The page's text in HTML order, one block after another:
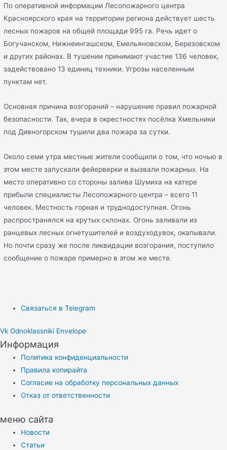
По оперативной информации Лесопожарного центра
Красноярского края на территории региона действует шесть
лесных пожаров на общей площади 995 га. Речь идет о
Богучанском, Нижнеингашском, Емельяновском, Березовском
и других районах. В тушении принимают участие 136 человек,
задействовано 13 единиц техники. Угрозы населенным
пунктам нет.
Основная причина возгораний – нарушение правил пожарной
безопасности. Так, вчера в окрестностях посёлка Хмельники
под Дивногорском тушили два пожара за сутки.
Около семи утра местные жители сообщили о том, что ночью в
этом месте запускали фейерверки и вызвали пожарных. На
место оперативно со стороны залива Шумиха на катере
прибыли специалисты Лесопожарного центра – всего 11
человек. Местность горная и труднодоступная. Огонь
распространялся на крутых склонах. Огонь заливали из
ранцевых лесных огнетушителей и воздуходувок, окапывали.
Но почти сразу же после ликвидации возгорания, поступило
сообщение о пожаре примерно в этом же месте.
Связаться в Telegram
Vk Odnoklassniki Envelope
Информация
Политика конфиденциальности
Правила копирайта
Согласие на обработку персональных данных
Отказ от ответственности
меню сайта
Новости
Статьи